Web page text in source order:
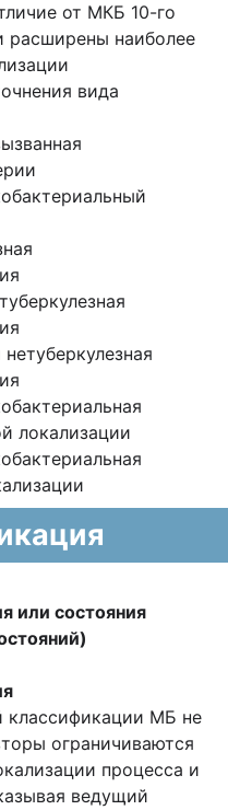
от МКБ 10-го
расширены наиболее
вида
локализации
или состояния
классификации МБ не
ограничиваются
процесса и
ведущий